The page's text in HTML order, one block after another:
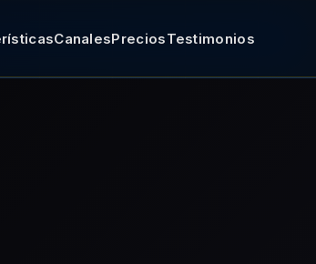
CanalesPreciosTestimonios